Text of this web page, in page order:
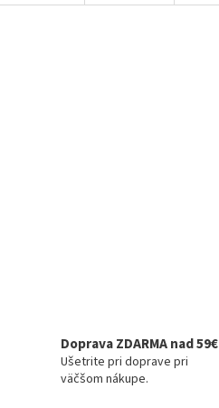
Doprava ZDARMA nad 59€
Ušetrite pri doprave pri
väčšom nákupe.